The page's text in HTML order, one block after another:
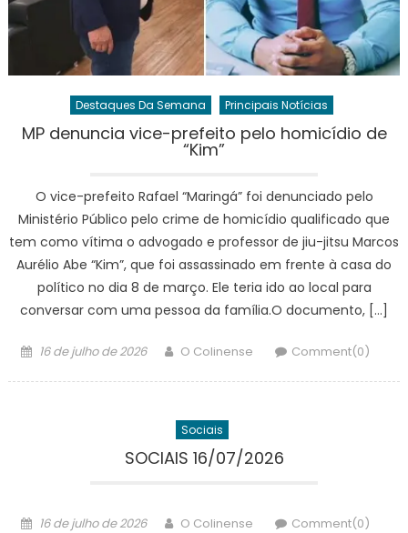
Destaques Da Semana Principais Notícias
MP denuncia vice-prefeito pelo homicídio de
“Kim”
O vice-prefeito Rafael “Maringá” foi denunciado pelo
Ministério Público pelo crime de homicídio qualificado que
tem como vítima o advogado e professor de jiu-jitsu Marcos
Aurélio Abe “Kim”, que foi assassinado em frente à casa do
político no dia 8 de março. Ele teria ido ao local para
conversar com uma pessoa da família.O documento, […]
Posted
16 de julho de 2026 Author
O Colinense Comment(0)
Sociais
SOCIAIS 16/07/2026
Posted
16 de julho de 2026 Author
O Colinense Comment(0)